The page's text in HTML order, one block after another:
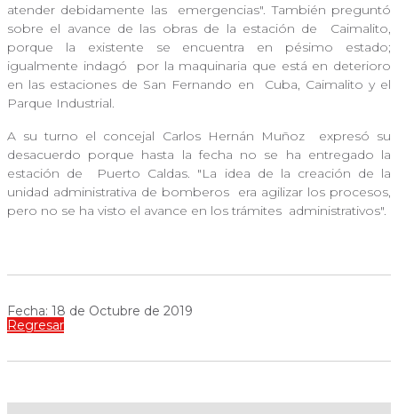
atender debidamente las
emergencias". También preguntó
sobre el avance de las obras de la estación de
Caimalito,
porque la existente se encuentra en pésimo estado;
igualmente indagó
por la maquinaria que está en deterioro
en las estaciones de San Fernando en
Cuba, Caimalito y el
Parque Industrial.
A su turno el concejal Carlos Hernán Muñoz
expresó su
desacuerdo porque hasta la fecha no se ha entregado la
estación de
Puerto Caldas. "La idea de la creación de la
unidad administrativa de bomberos
era agilizar los procesos,
pero no se ha visto el avance en los trámites administrativos".
Fecha: 18 de Octubre de 2019
Regresar